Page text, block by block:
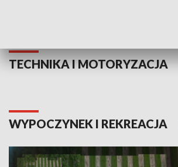
TECHNIKA I MOTORYZACJA
WYPOCZYNEK I REKREACJA